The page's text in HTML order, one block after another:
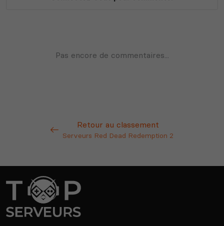
Retour au classement
Serveurs Red Dead Redemption 2